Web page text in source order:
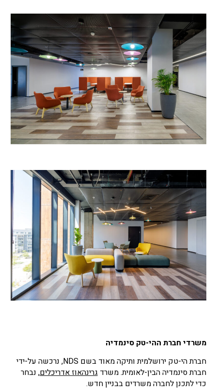
משרדי חברת ההי-טק סינמדיה
חברת הי-טק ירושלמית ותיקה מאוד בשם NDS, נרכשה על-ידי
חברת סינמדיה הבין-לאומית. משרד גרינהאוז אדריכלים, נבחר
כדי לתכנן לחברה משרדים בבניין חדש.